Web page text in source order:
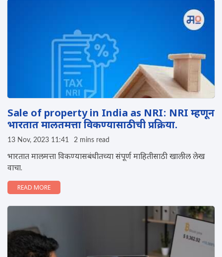
Sale of property in India as NRI: NRI म्हणून
भारतात मालतमत्ता विकण्यासाठीची प्रक्रिया.
13 Nov, 2023 11:41 2 mins read
भारतात मालमत्ता विकण्यासबंधीतच्या संपूर्ण माहितीसाठी खालील लेख
वाचा.
READ MORE